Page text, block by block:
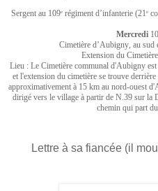
Sergent au 109e régiment d’infanterie (21 e
Mercredi
Cimetière d’Aubigny, au sud
Extension du
Lieu : Le Cimetière communal d'Aubigny
et l'extension du cimetière se trouve
approximativement à 15 km au nord-ouest
dirigé vers le village à partir de N.39 sur la
chemin qui part
Lettre à sa fiancée (il